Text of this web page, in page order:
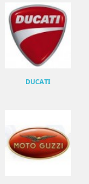
DUCATI